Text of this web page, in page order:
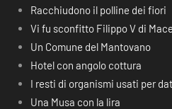
Racchiudono il polline dei fiori
Vi fu sconfitto Filippo V di
Un Comune del Mantovano
Hotel con angolo cottura
I resti di organismi usati per
Una Musa con la lira